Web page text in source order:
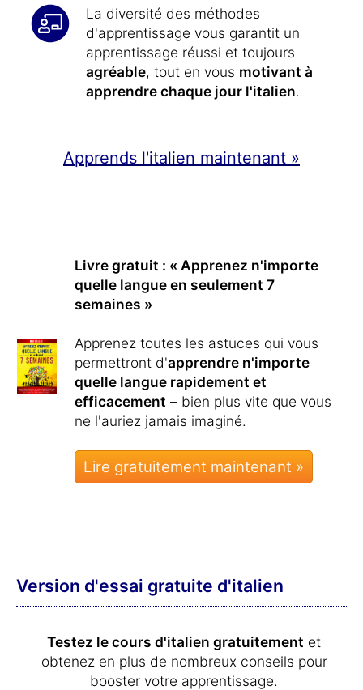
La diversité des méthodes
d'apprentissage vous garantit un
apprentissage réussi et toujours
agréable, tout en vous motivant à
apprendre chaque jour l'italien.
Apprends l'italien maintenant »
Livre gratuit : « Apprenez n'importe
quelle langue en seulement 7
semaines »
Apprenez toutes les astuces qui vous
permettront d'apprendre n'importe
quelle langue rapidement et
efficacement – bien plus vite que vous
ne l'auriez jamais imaginé.
Lire gratuitement maintenant »
Version d'essai gratuite d'italien
Testez le cours d'italien gratuitement et
obtenez en plus de nombreux conseils pour
booster votre apprentissage.